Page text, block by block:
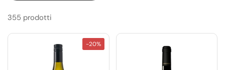
355 prodotti
-20%